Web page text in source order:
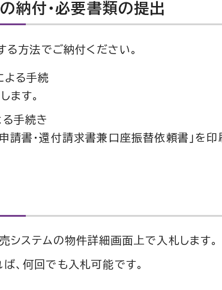
付・必要書類の提出
方法でご納付ください。
よる手続
ます。
手続き
請書・還付請求書兼口座振替依頼書」を
システムの物件詳細画面上で入札します。
、何回でも入札可能です。